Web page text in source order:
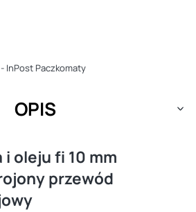
- InPost Paczkomaty
OPIS
i oleju fi 10 mm
przewód